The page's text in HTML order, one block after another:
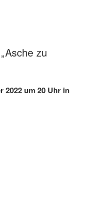
zu
2022 um 20 Uhr in